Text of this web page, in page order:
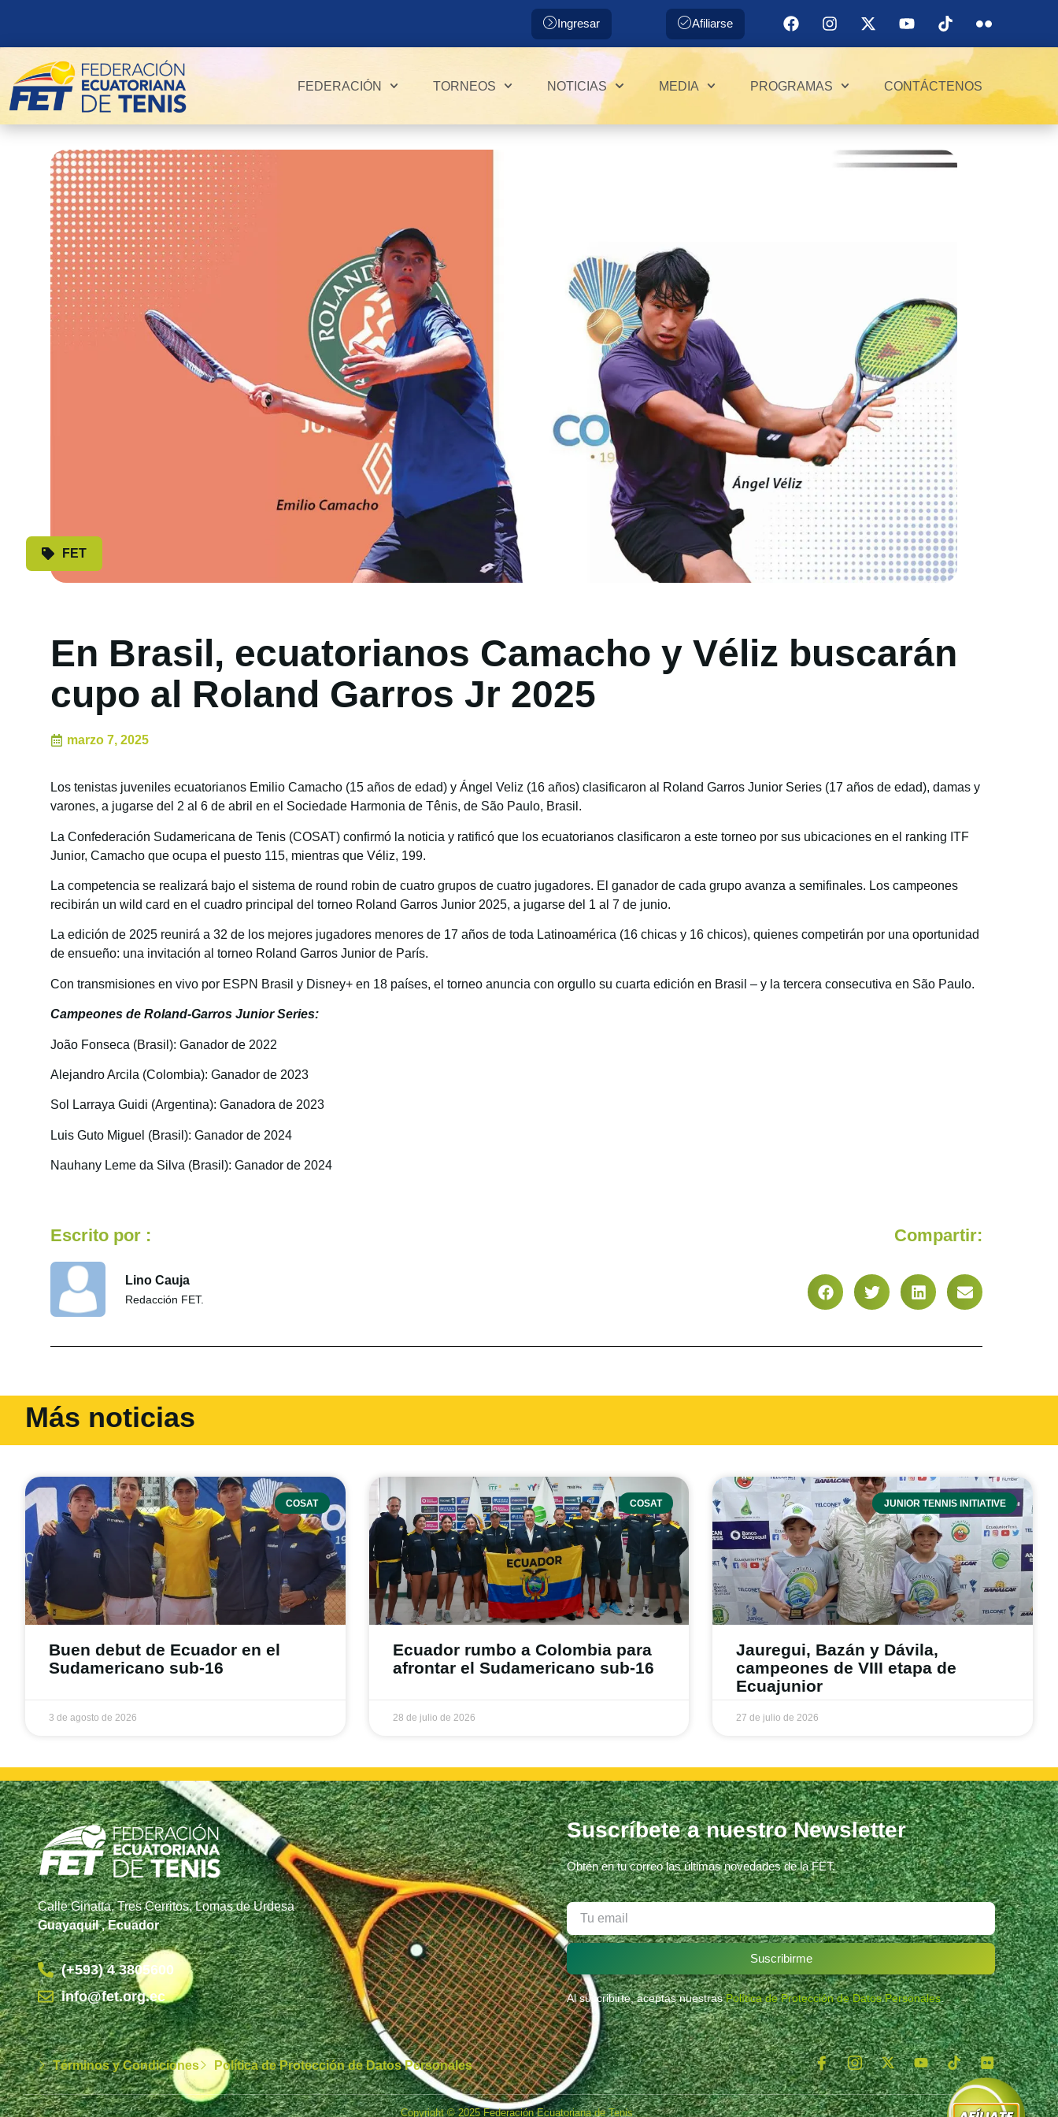
Ingresar Afiliarse
FEDERACIÓN TORNEOS NOTICIAS MEDIA PROGRAMAS CONTÁCTENOS
FET
En Brasil, ecuatorianos Camacho y Véliz buscarán
cupo al Roland Garros Jr 2025
marzo 7, 2025
Los tenistas juveniles ecuatorianos Emilio Camacho (15 años de edad) y Ángel Veliz (16 años) clasificaron al Roland Garros Junior Series (17 años de edad), damas y
varones, a jugarse del 2 al 6 de abril en el Sociedade Harmonia de Tênis, de São Paulo, Brasil.
La Confederación Sudamericana de Tenis (COSAT) confirmó la noticia y ratificó que los ecuatorianos clasificaron a este torneo por sus ubicaciones en el ranking ITF
Junior, Camacho que ocupa el puesto 115, mientras que Véliz, 199.
La competencia se realizará bajo el sistema de round robin de cuatro grupos de cuatro jugadores. El ganador de cada grupo avanza a semifinales. Los campeones
recibirán un wild card en el cuadro principal del torneo Roland Garros Junior 2025, a jugarse del 1 al 7 de junio.
La edición de 2025 reunirá a 32 de los mejores jugadores menores de 17 años de toda Latinoamérica (16 chicas y 16 chicos), quienes competirán por una oportunidad
de ensueño: una invitación al torneo Roland Garros Junior de París.
Con transmisiones en vivo por ESPN Brasil y Disney+ en 18 países, el torneo anuncia con orgullo su cuarta edición en Brasil – y la tercera consecutiva en São Paulo.
Campeones de Roland-Garros Junior Series:
João Fonseca (Brasil): Ganador de 2022
Alejandro Arcila (Colombia): Ganador de 2023
Sol Larraya Guidi (Argentina): Ganadora de 2023
Luis Guto Miguel (Brasil): Ganador de 2024
Nauhany Leme da Silva (Brasil): Ganador de 2024
Escrito por :
Lino Cauja
Redacción FET.
Compartir:
Más noticias
COSAT
Buen debut de Ecuador en el
Sudamericano sub-16
3 de agosto de 2026
COSAT
Ecuador rumbo a Colombia para
afrontar el Sudamericano sub-16
28 de julio de 2026
JUNIOR TENNIS INITIATIVE
Jauregui, Bazán y Dávila,
campeones de VIII etapa de
Ecuajunior
27 de julio de 2026
Calle Ginatta, Tres Cerritos, Lomas de Urdesa
Guayaquil , Ecuador
(+593) 4 3805600
info@fet.org.ec
Suscríbete a nuestro Newsletter
Obtén en tu correo las últimas novedades de la FET.
Suscribirme
Al suscribirte, aceptas nuestrasPolítica de Protección de Datos Personales.
Términos y Condiciones Política de Protección de Datos Personales
Copyright © 2025 Federación Ecuatoriana de Tenis